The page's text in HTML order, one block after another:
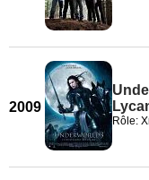
2009
Rôle: